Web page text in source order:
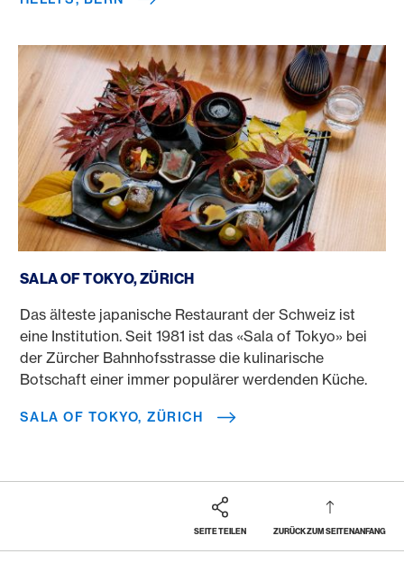
SALA OF TOKYO, ZÜRICH
Das älteste japanische Restaurant der Schweiz ist
eine Institution. Seit 1981 ist das «Sala of Tokyo» bei
der Zürcher Bahnhofsstrasse die kulinarische
Botschaft einer immer populärer werdenden Küche.
SALA OF TOKYO, ZÜRICH
SEITE TEILEN ZURÜCK ZUM SEITENANFANG